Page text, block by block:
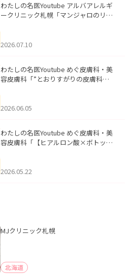
わたしの名医Youtube アルバアレルギ
ークリニック札幌「マンジャロのリア
た。
2026.07.10
わたしの名医Youtube めぐ皮膚科・美
容皮膚科「”とおりすがりの皮膚科
2026.06.05
わたしの名医Youtube めぐ皮膚科・美
容皮膚科「【ヒアルロン酸×ボトック
た。
2026.05.22
MJクリニック札幌
北海道